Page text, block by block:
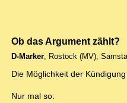
Ob das Argument zählt?
D-Marker, Rostock (MV),
Die Möglichkeit der
Nur mal so: